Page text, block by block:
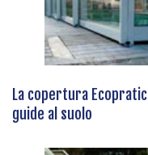
La copertura
guide al suolo